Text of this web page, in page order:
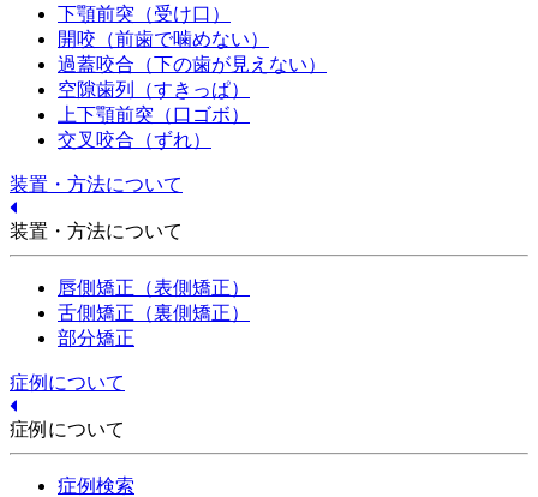
下顎前突（受け口）
開咬（前歯で噛めない）
過蓋咬合（下の歯が見えない）
空隙歯列（すきっぱ）
上下顎前突（口ゴボ）
交叉咬合（ずれ）
装置・方法について
装置・方法について
唇側矯正（表側矯正）
舌側矯正（裏側矯正）
部分矯正
症例について
症例について
症例検索